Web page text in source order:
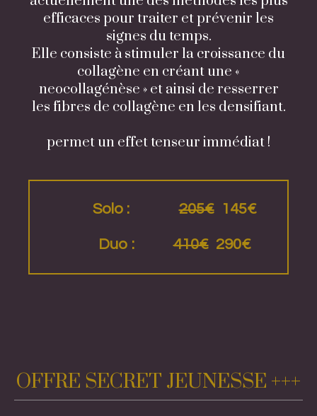
efficaces pour traiter et prévenir les
signes du temps.
Elle consiste à stimuler la croissance du
collagène en créant une «
neocollagénèse » et ainsi de resserrer
les fibres de collagène en les densifiant.
permet un effet tenseur immédiat !
Solo :205€145€
Duo :410€290€
OFFRE SECRET JEUNESSE +++